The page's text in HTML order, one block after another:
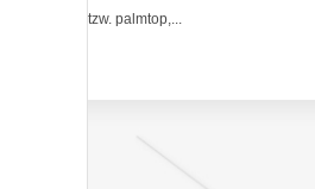
tzw. palmtop,...